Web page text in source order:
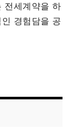
전세계약을 하
경험담을 공